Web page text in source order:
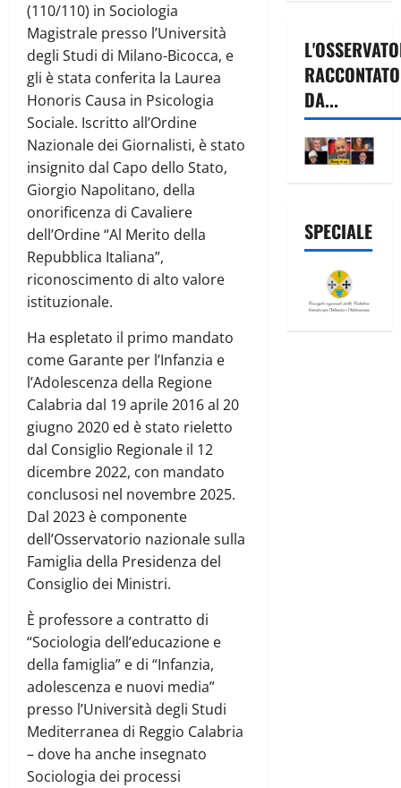
(110/110) in Sociologia
Magistrale presso l’Università
degli Studi di Milano-Bicocca, e
gli è stata conferita la Laurea
Honoris Causa in Psicologia
Sociale. Iscritto all’Ordine
Nazionale dei Giornalisti, è stato
insignito dal Capo dello Stato,
Giorgio Napolitano, della
onorificenza di Cavaliere
dell’Ordine “Al Merito della
Repubblica Italiana”,
riconoscimento di alto valore
istituzionale.
Ha espletato il primo mandato
come Garante per l’Infanzia e
l’Adolescenza della Regione
Calabria dal 19 aprile 2016 al 20
giugno 2020 ed è stato rieletto
dal Consiglio Regionale il 12
dicembre 2022, con mandato
conclusosi nel novembre 2025.
Dal 2023 è componente
dell’Osservatorio nazionale sulla
Famiglia della Presidenza del
Consiglio dei Ministri.
È professore a contratto di
“Sociologia dell’educazione e
della famiglia” e di “Infanzia,
adolescenza e nuovi media”
presso l’Università degli Studi
Mediterranea di Reggio Calabria
– dove ha anche insegnato
Sociologia dei processi
RACCONTATO
DA...
SPECIALE